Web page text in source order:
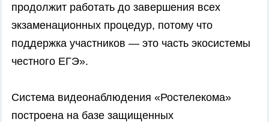
продолжит работать до завершения всех
экзаменационных процедур, потому что
поддержка участников — это часть экосистемы
честного ЕГЭ».
Система видеонаблюдения «Ростелекома»
построена на базе защищенных